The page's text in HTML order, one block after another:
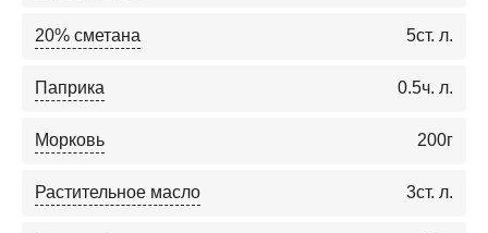
20% сметана 5ст. л.
Паприка 0.5ч. л.
Морковь 200г
Растительное масло 3ст. л.